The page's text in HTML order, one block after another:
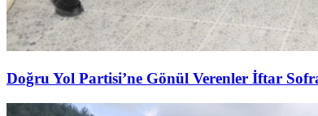
Doğru Yol Partisi’ne Gönül Verenler İftar